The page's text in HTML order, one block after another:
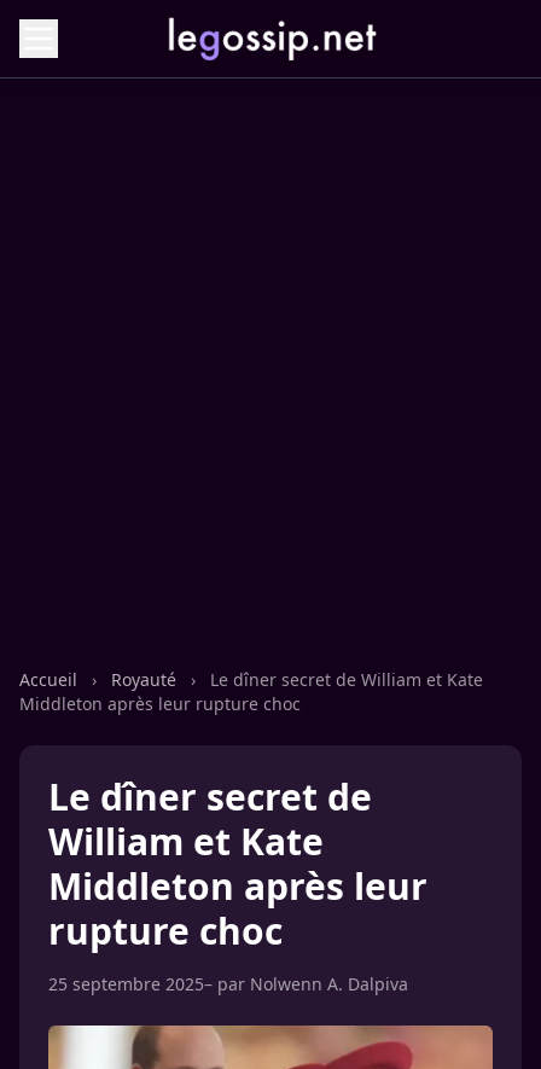
Accueil › Royauté ›
Le dîner secret de William et Kate
Middleton après leur rupture choc
Le dîner secret de
William et Kate
Middleton après leur
rupture choc
25 septembre 2025– par Nolwenn A. Dalpiva